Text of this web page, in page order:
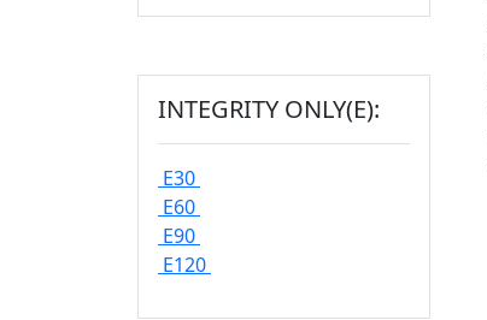
INTEGRITY ONLY(E):
E30
E60
E90
E120